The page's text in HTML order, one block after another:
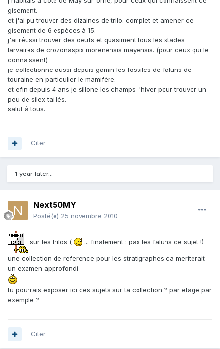
gisement.
et j'ai pu trouver des dizaines de trilo. complet et amener ce
gisement de 6 espèces à 15.
j'ai réussi trouver des oeufs et quasiment tous les stades
larvaires de crozonaspis morenensis mayensis. (pour ceux qui le
connaissent)
je collectionne aussi depuis gamin les fossiles de faluns de
touraine en particulier le mamifère.
et efin depuis 4 ans je sillone les champs l'hiver pour trouver un
peu de silex taillés.
salut à tous.
Citer
1 year later...
Next50MY
Posté(e) 25 novembre 2010
sur les trilos ( ... finalement : pas les faluns ce sujet !)
une collection de reference pour les stratigraphes ca meriterait
un examen approfondi
tu pourrais exposer ici des sujets sur ta collection ? par etage par
exemple ?
Citer